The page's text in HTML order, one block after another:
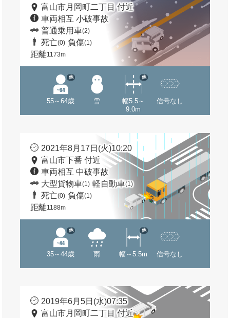
富山市月岡町二丁目 付近
車両相互 小破事故
普通乗用車(2)
死亡(0) 負傷(1)
距離1173m
55～64歳
他
雪
幅5.5～
9.0m
他
信号なし
2021年8月17日(火)10:20
富山市下番 付近
車両相互 中破事故
大型貨物車(1) 軽自動車(1)
死亡(0) 負傷(1)
距離1188m
35～44歳
他
雨 幅～5.5m
他
信号なし
2019年6月5日(水)07:35
富山市月岡町二丁目 付近